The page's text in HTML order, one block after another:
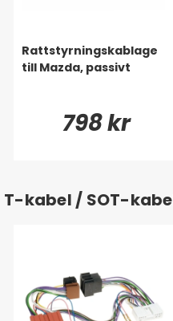
Rattstyrningskablage
till Mazda, passivt
798 kr
T-kabel / SOT-